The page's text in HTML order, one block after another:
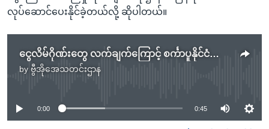
လုပ်ဆောင်ပေးနိုင်ခဲ့တယ်လို့ ဆိုပါတယ်။
ငွေလိမ်ဂိုဏ်းတွေ လက်ချက်ကြောင့် စင်္ကာပူနိုင်ငံသားတွေ ဒေါ်လာသန်းချီဆုံးရှုံး
by ဗွီအိုအေသတင်းဌာန
No media source currently available
0:00 0:45